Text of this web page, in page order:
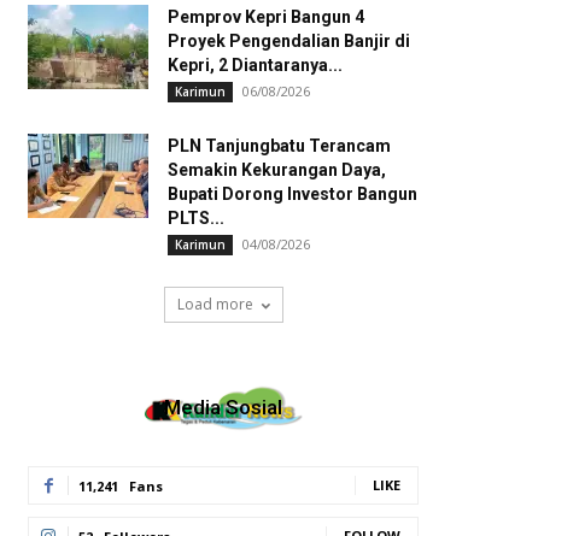
Pemprov Kepri Bangun 4
Proyek Pengendalian Banjir di
Kepri, 2 Diantaranya...
Karimun 06/08/2026
PLN Tanjungbatu Terancam
Semakin Kekurangan Daya,
Bupati Dorong Investor Bangun
PLTS...
Karimun 04/08/2026
Load more
Media Sosial
11,241 Fans LIKE